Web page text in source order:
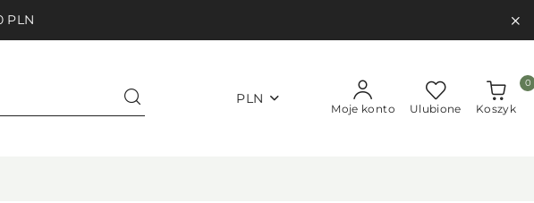
PLN
PLN
Moje konto Ulubione Koszyk
0